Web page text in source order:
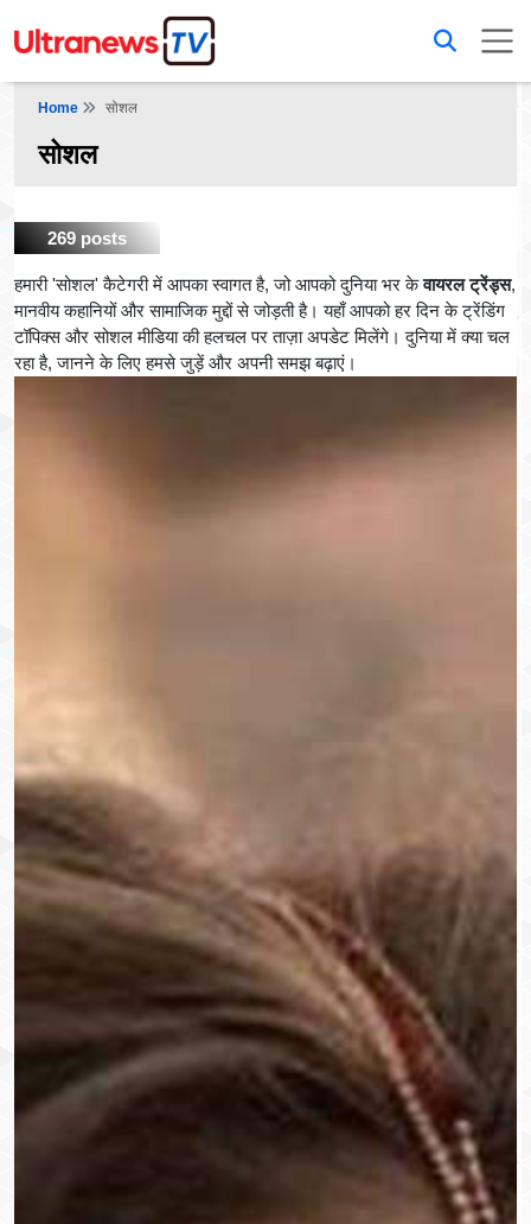
Home सोशल
सोशल
269 posts
हमारी 'सोशल' कैटेगरी में आपका स्वागत है, जो आपको दुनिया भर केवायरल ट्रेंड्स,
मानवीय कहानियों और सामाजिक मुद्दों से जोड़ती है। यहाँ आपको हर दिन के ट्रेंडिंग
टॉपिक्स और सोशल मीडिया की हलचल पर ताज़ा अपडेट मिलेंगे। दुनिया में क्या चल
रहा है, जानने के लिए हमसे जुड़ें और अपनी समझ बढ़ाएं।